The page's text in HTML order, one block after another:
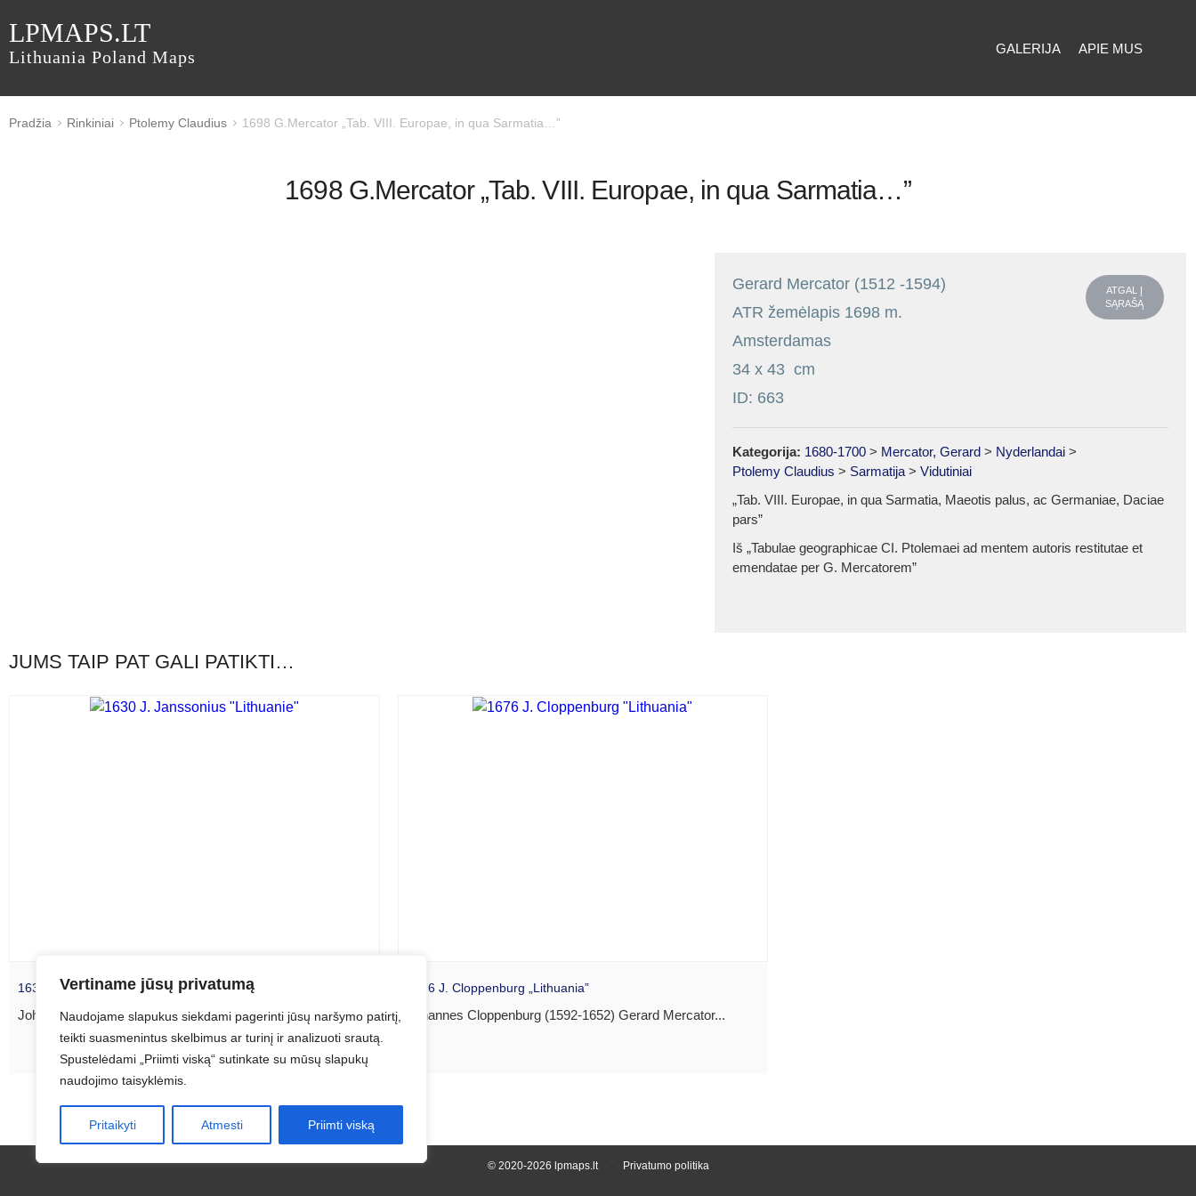
Vertiname jūsų privatumą
Naudojame slapukus siekdami pagerinti jūsų naršymo patirtį,
teikti suasmenintus skelbimus ar turinį ir analizuoti srautą.
Spustelėdami „Priimti viską“ sutinkate su mūsų slapukų
naudojimo taisyklėmis.
Pritaikyti Atmesti Priimti viską
LPMAPS.LT
Lithuania Poland Maps GALERIJA APIE MUS
Pradžia Rinkiniai Ptolemy Claudius 1698 G.Mercator „Tab. VIII. Europae, in qua Sarmatia…”
1698 G.Mercator „Tab. VIII. Europae, in qua Sarmatia…”
Gerard Mercator (1512 -1594)
ATR žemėlapis 1698 m.
Amsterdamas
34 x 43 cm
ID: 663
ATGAL Į
SĄRAŠĄ
Kategorija: 1680-1700> Mercator, Gerard> Nyderlandai>
Ptolemy Claudius > Sarmatija> Vidutiniai
„Tab. VIII. Europae, in qua Sarmatia, Maeotis palus, ac Germaniae, Daciae
pars”
Iš „Tabulae geographicae CI. Ptolemaei ad mentem autoris restitutae et
emendatae per G. Mercatorem”
JUMS TAIP PAT GALI PATIKTI…
1630 J. Janssonius „Lithuanie”
Johannes Janssonius (1588-1664) Gerard Mercator...
1676 J. Cloppenburg „Lithuania”
Johannes Cloppenburg (1592-1652) Gerard Mercator...
© 2020-2026 lpmaps.lt Privatumo politika